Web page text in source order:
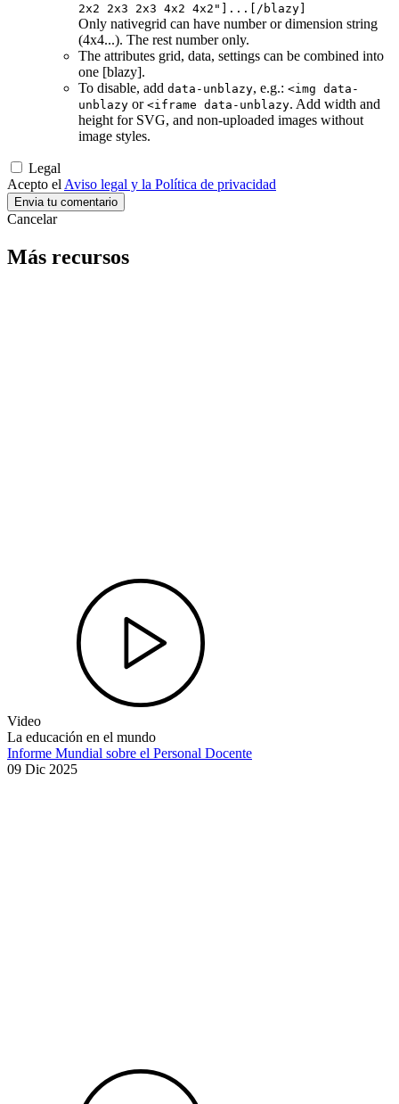
2x2 2x3 2x3 4x2 4x2"]...[/blazy]
Only nativegrid can have number or dimension string
(4x4...). The rest number only.
The attributes grid, data, settings can be combined into
one [blazy].
To disable, add data-unblazy, e.g.: <img data-
unblazy or <iframe data-unblazy. Add width and
height for SVG, and non-uploaded images without
image styles.
Legal
Acepto el Aviso legal y la Política de privacidad
Cancelar
Más recursos
Video
La educación en el mundo
Informe Mundial sobre el Personal Docente
09 Dic 2025